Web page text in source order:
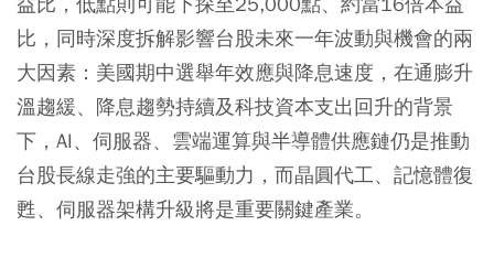
比，同時深度拆解影響台股未來一年波動與機會的兩
大因素：美國期中選舉年效應與降息速度，在通膨升
溫趨緩、降息趨勢持續及科技資本支出回升的背景
下，AI、伺服器、雲端運算與半導體供應鏈仍是推動
台股長線走強的主要驅動力，而晶圓代工、記憶體復
甦、伺服器架構升級將是重要關鍵產業。